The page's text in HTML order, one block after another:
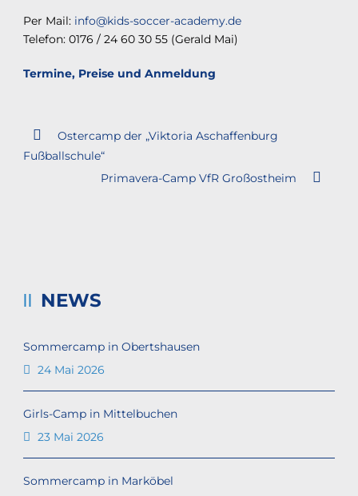
Per Mail: info@kids-soccer-academy.de
Telefon: 0176 / 24 60 30 55 (Gerald Mai)
Termine, Preise und Anmeldung
Ostercamp der „Viktoria Aschaffenburg
Fußballschule“
Primavera-Camp VfR Großostheim
NEWS
Sommercamp in Obertshausen
24 Mai 2026
Girls-Camp in Mittelbuchen
23 Mai 2026
Sommercamp in Marköbel